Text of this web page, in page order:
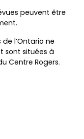
peuvent être
l’Ontario ne
sont situées à
Centre Rogers.